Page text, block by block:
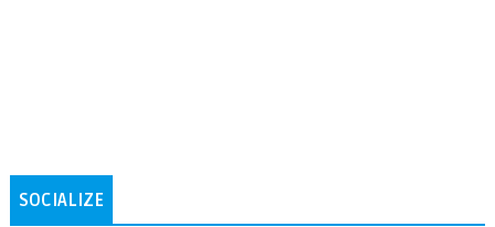
SOCIALIZE